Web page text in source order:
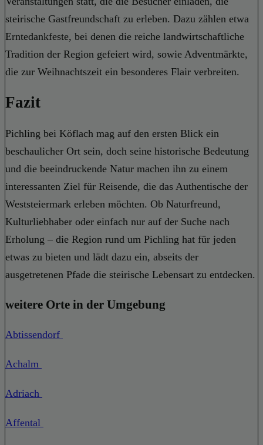
steirische Gastfreundschaft zu erleben. Dazu zählen etwa
Erntedankfeste, bei denen die reiche landwirtschaftliche
Tradition der Region gefeiert wird, sowie Adventmärkte,
die zur Weihnachtszeit ein besonderes Flair verbreiten.
Fazit
Pichling bei Köflach mag auf den ersten Blick ein
beschaulicher Ort sein, doch seine historische Bedeutung
und die beeindruckende Natur machen ihn zu einem
interessanten Ziel für Reisende, die das Authentische der
Weststeiermark erleben möchten. Ob Naturfreund,
Kulturliebhaber oder einfach nur auf der Suche nach
Erholung – die Region rund um Pichling hat für jeden
etwas zu bieten und lädt dazu ein, abseits der
ausgetretenen Pfade die steirische Lebensart zu entdecken.
weitere Orte in der Umgebung
Abtissendorf
Achalm
Adriach
Affental